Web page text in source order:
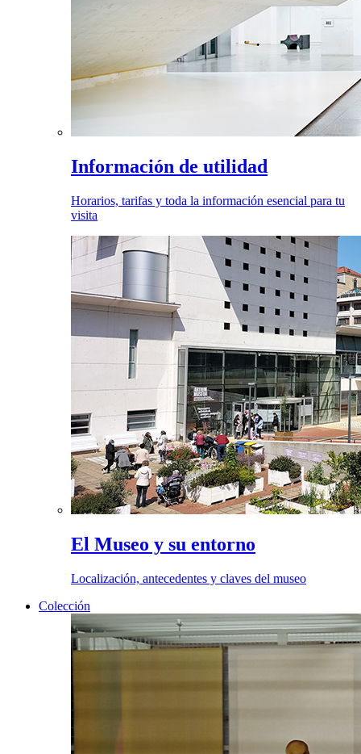
Información de utilidad
Horarios, tarifas y toda la información esencial para tu
visita
El Museo y su entorno
Localización, antecedentes y claves del museo
Colección